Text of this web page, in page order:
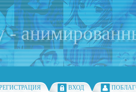
-
ВХОД